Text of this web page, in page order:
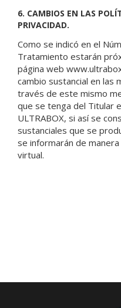
6. CAMBIOS EN LAS
PRIVACIDAD.
Como se indicó en el
Tratamiento estarán
página web
cambio sustancial en las
través de este mismo
que se tenga del Titular
ULTRABOX, si así se
sustanciales que se
se informarán de
virtual.